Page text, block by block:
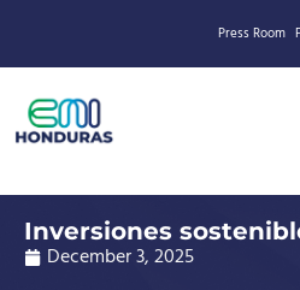
Press Room
Inversiones
December 3, 2025